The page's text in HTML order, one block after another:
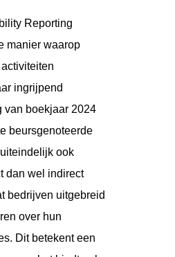
Reporting
manier waarop
ingrijpend
van boekjaar 2024
beursgenoteerde
ook
dan wel indirect
bedrijven uitgebreid
over hun
Dit betekent een